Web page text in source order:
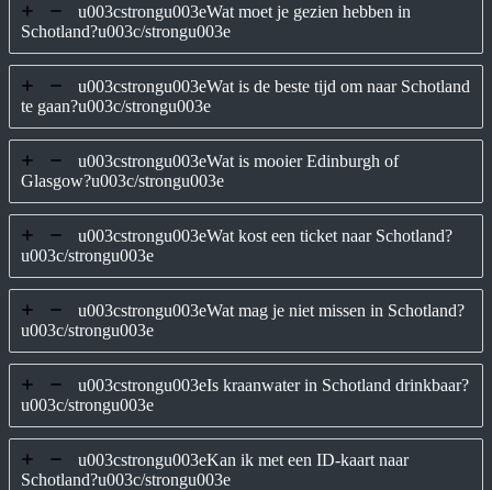
u003cstrongu003eWat moet je gezien hebben in
Schotland?u003c/strongu003e
u003cstrongu003eWat is de beste tijd om naar Schotland
te gaan?u003c/strongu003e
u003cstrongu003eWat is mooier Edinburgh of
Glasgow?u003c/strongu003e
u003cstrongu003eWat kost een ticket naar Schotland?
u003c/strongu003e
u003cstrongu003eWat mag je niet missen in Schotland?
u003c/strongu003e
u003cstrongu003eIs kraanwater in Schotland drinkbaar?
u003c/strongu003e
u003cstrongu003eKan ik met een ID-kaart naar
Schotland?u003c/strongu003e